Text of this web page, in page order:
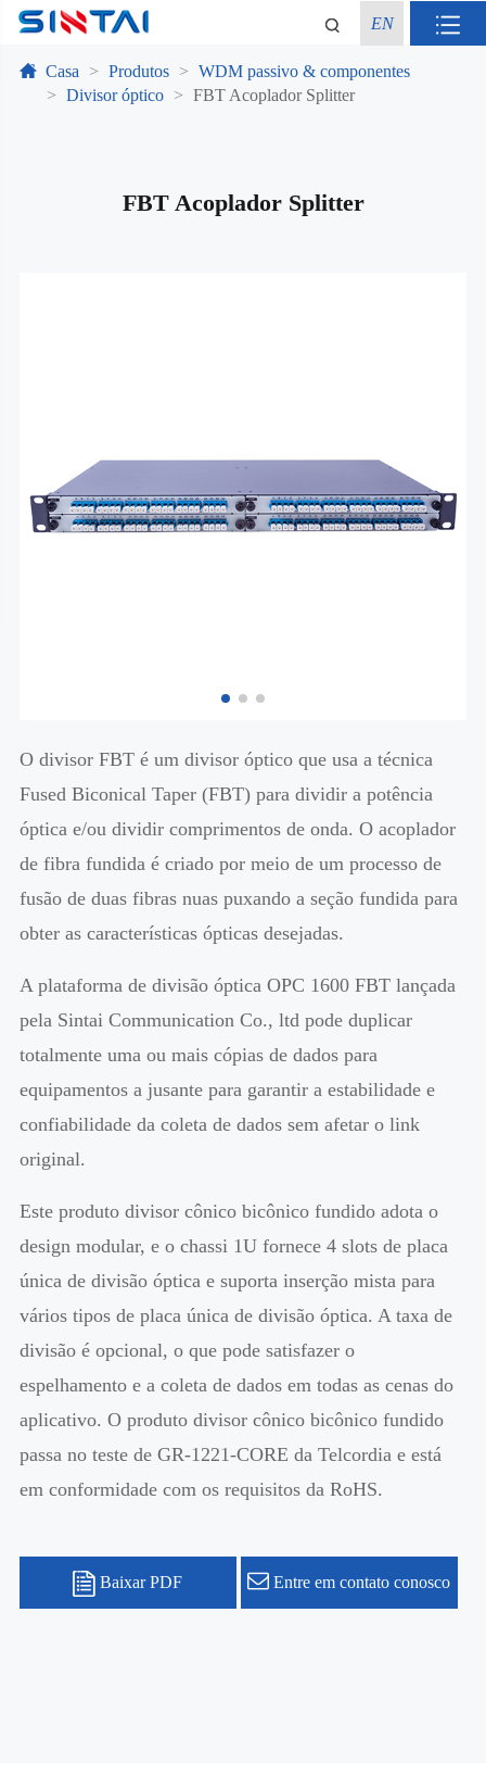
EN
Casa Produtos
WDM passivo & componentes
Divisor óptico
FBT Acoplador Splitter
FBT Acoplador Splitter
O divisor FBT é um divisor óptico que usa a técnica
Fused Biconical Taper (FBT) para dividir a potência
óptica e/ou dividir comprimentos de onda. O acoplador
de fibra fundida é criado por meio de um processo de
fusão de duas fibras nuas puxando a seção fundida para
obter as características ópticas desejadas.
A plataforma de divisão óptica OPC 1600 FBT lançada
pela Sintai Communication Co., ltd pode duplicar
totalmente uma ou mais cópias de dados para
equipamentos a jusante para garantir a estabilidade e
confiabilidade da coleta de dados sem afetar o link
original.
Este produto divisor cônico bicônico fundido adota o
design modular, e o chassi 1U fornece 4 slots de placa
única de divisão óptica e suporta inserção mista para
vários tipos de placa única de divisão óptica. A taxa de
divisão é opcional, o que pode satisfazer o
espelhamento e a coleta de dados em todas as cenas do
aplicativo. O produto divisor cônico bicônico fundido
passa no teste de GR-1221-CORE da Telcordia e está
em conformidade com os requisitos da RoHS.
Baixar PDF Entre em contato conosco